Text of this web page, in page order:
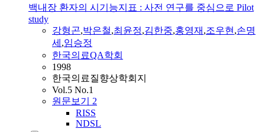
백내장 환자의 시기능지표 : 사전 연구를 중심으로 Pilot
study
강형곤,박은철,최윤정,김한중,홍영재 ,조우현,손명
세 ,임승정
한국의료QA학회
1998
한국의료질향상학회지
Vol.5 No.1
원문보기 2
RISS
NDSL